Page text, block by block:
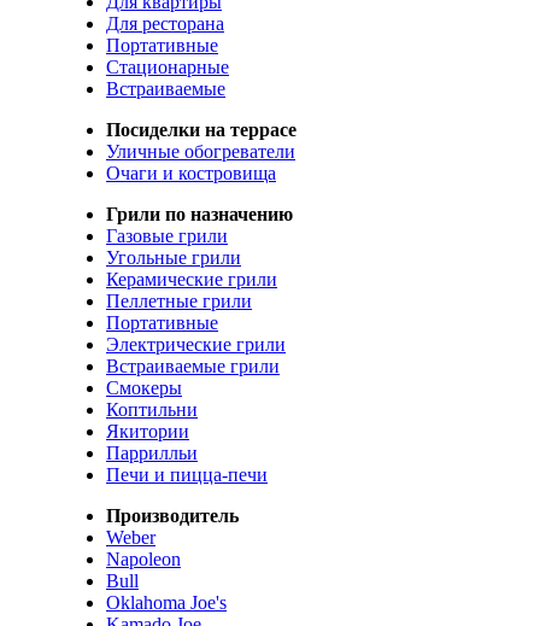
Для ресторана
Портативные
Стационарные
Встраиваемые
Посиделки на террасе
Уличные обогреватели
Очаги и костровища
Грили по назначению
Газовые грили
Угольные грили
Керамические грили
Пеллетные грили
Портативные
Электрические грили
Встраиваемые грили
Смокеры
Коптильни
Якитории
Паррилльи
Печи и пицца-печи
Производитель
Weber
Napoleon
Bull
Oklahoma Joe's